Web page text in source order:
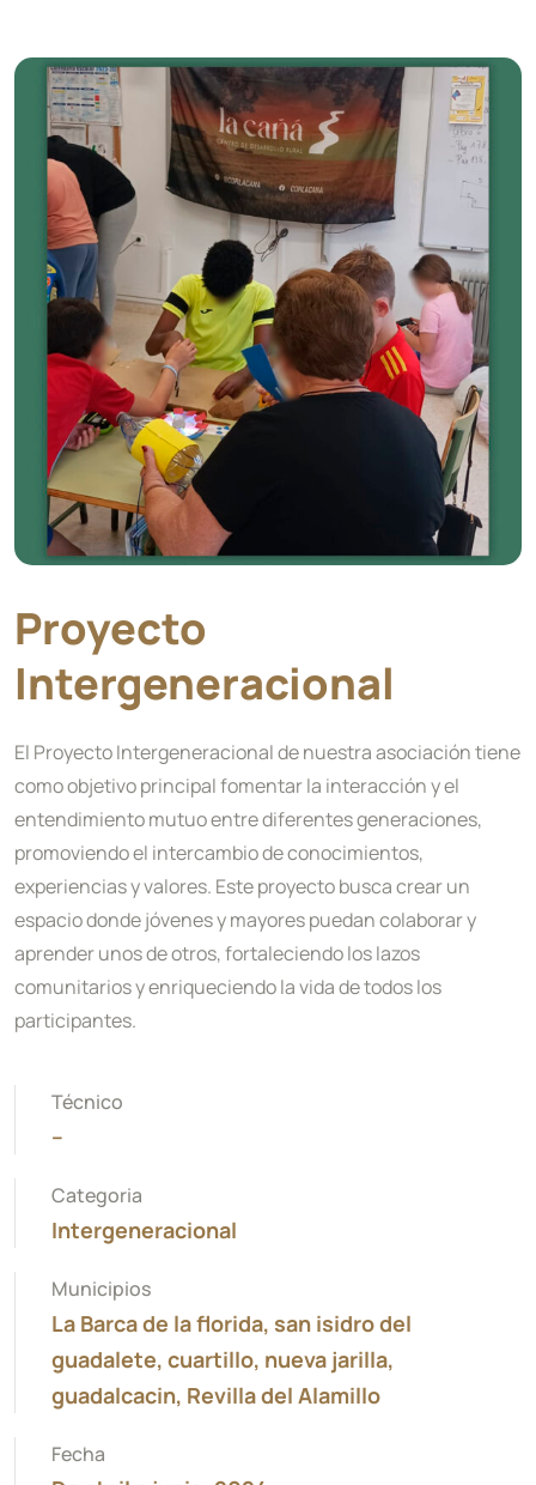
Proyecto
Intergeneracional
El Proyecto Intergeneracional de nuestra asociación tiene
como objetivo principal fomentar la interacción y el
entendimiento mutuo entre diferentes generaciones,
promoviendo el intercambio de conocimientos,
experiencias y valores. Este proyecto busca crear un
espacio donde jóvenes y mayores puedan colaborar y
aprender unos de otros, fortaleciendo los lazos
comunitarios y enriqueciendo la vida de todos los
participantes.
Técnico
--
Categoria
Intergeneracional
Municipios
La Barca de la florida, san isidro del
guadalete, cuartillo, nueva jarilla,
guadalcacin, Revilla del Alamillo
Fecha